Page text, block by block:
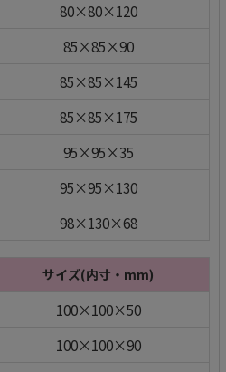
80×80×120
85×85×90
85×85×145
85×85×175
95×95×35
95×95×130
98×130×68
サイズ(内寸・mm)
100×100×50
100×100×90